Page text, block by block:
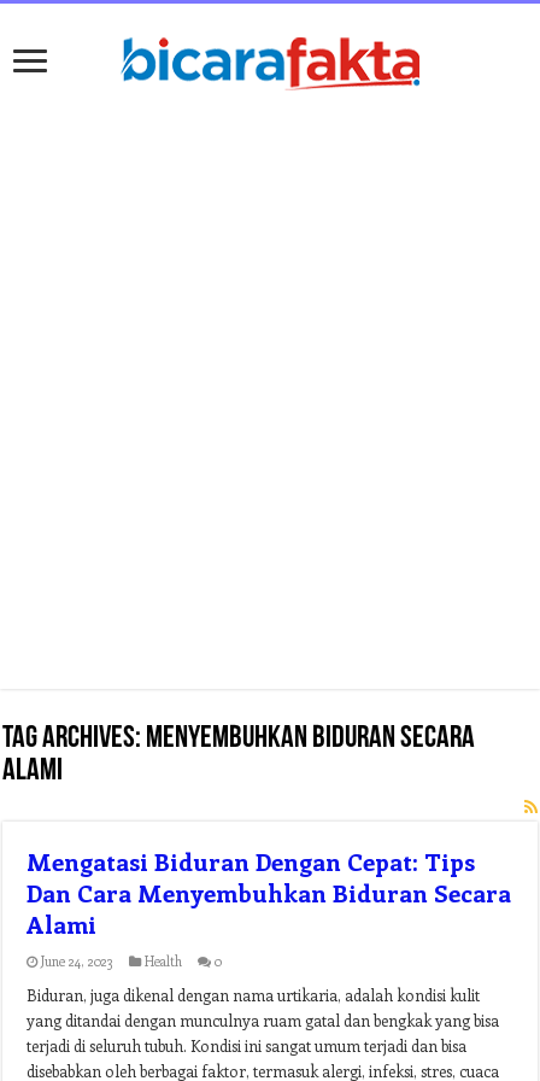
Tag Archives: menyembuhkan biduran secara
alami
Mengatasi Biduran Dengan Cepat: Tips
Dan Cara Menyembuhkan Biduran Secara
Alami
June 24, 2023 Health 0
Biduran, juga dikenal dengan nama urtikaria, adalah kondisi kulit
yang ditandai dengan munculnya ruam gatal dan bengkak yang bisa
terjadi di seluruh tubuh. Kondisi ini sangat umum terjadi dan bisa
disebabkan oleh berbagai faktor, termasuk alergi, infeksi, stres, cuaca